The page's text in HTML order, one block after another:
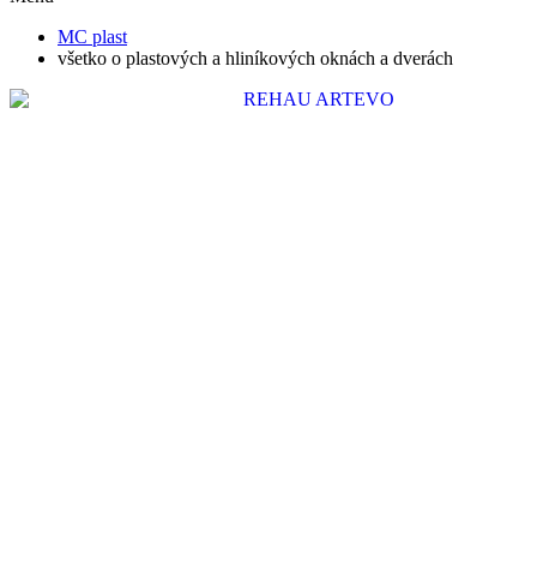
MC plast
všetko o plastových a hliníkových oknách a dverách